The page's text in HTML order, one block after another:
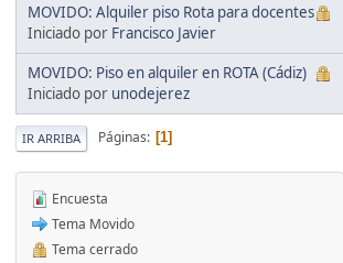
MOVIDO: Alquiler piso Rota para docentes
Iniciado por Francisco Javier
MOVIDO: Piso en alquiler en ROTA (Cádiz)
Iniciado por unodejerez
IR ARRIBA Páginas 1
Encuesta
Tema Movido
Tema cerrado